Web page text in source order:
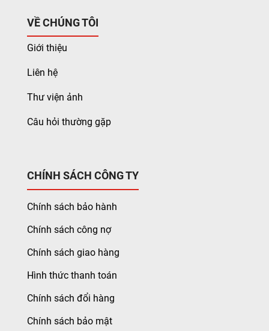
VỀ CHÚNG TÔI
Giới thiệu
Liên hệ
Thư viện ảnh
Câu hỏi thường gặp
CHÍNH SÁCH CÔNG TY
Chính sách bảo hành
Chính sách công nợ
Chính sách giao hàng
Hình thức thanh toán
Chính sách đổi hàng
Chính sách bảo mật